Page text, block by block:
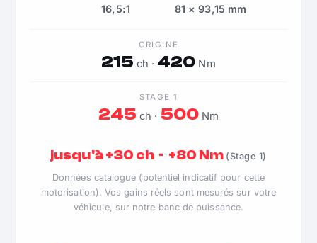
16,5:1 81 × 93,15 mm
ORIGINE
215 ch · 420 Nm
STAGE 1
245 ch · 500Nm
jusqu'à +30 ch · +80 Nm (Stage 1)
Données catalogue (potentiel indicatif pour cette
motorisation). Vos gains réels sont mesurés sur votre
véhicule, sur notre banc de puissance.